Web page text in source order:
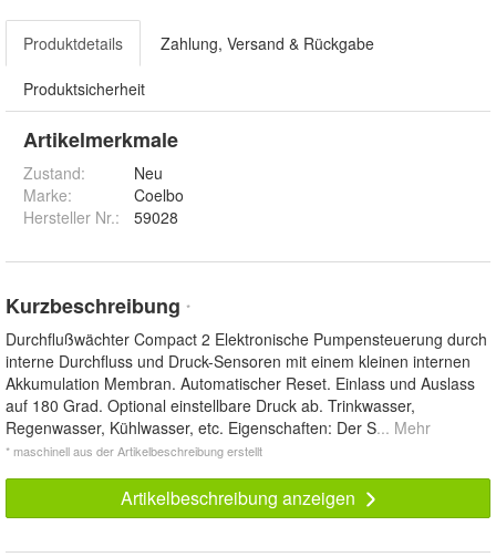
Produktdetails Zahlung, Versand & Rückgabe
Produktsicherheit
Artikelmerkmale
Zustand:
Neu
Marke:
Coelbo
Hersteller Nr.:
59028
Kurzbeschreibung *
Durchflußwächter Compact 2 Elektronische Pumpensteuerung durch
interne Durchfluss und Druck-Sensoren mit einem kleinen internen
Akkumulation Membran. Automatischer Reset. Einlass und Auslass
auf 180 Grad. Optional einstellbare Druck ab. Trinkwasser,
Regenwasser, Kühlwasser, etc. Eigenschaften: Der S... Mehr
* maschinell aus der Artikelbeschreibung erstellt
Artikelbeschreibung anzeigen